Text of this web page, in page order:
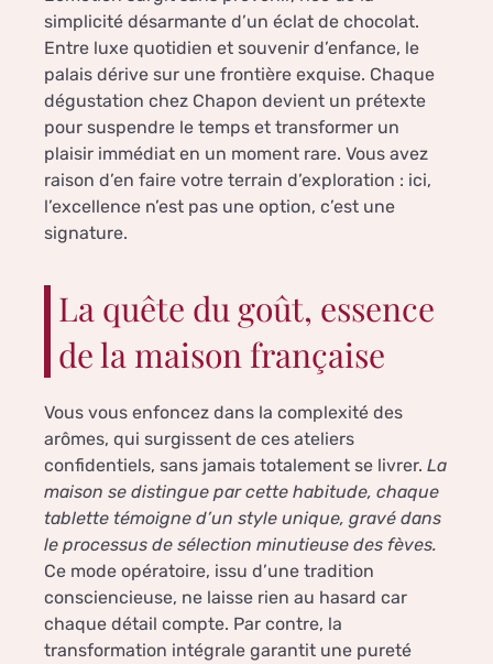
simplicité désarmante d’un éclat de chocolat.
Entre luxe quotidien et souvenir d’enfance, le
palais dérive sur une frontière exquise. Chaque
dégustation chez Chapon devient un prétexte
pour suspendre le temps et transformer un
plaisir immédiat en un moment rare. Vous avez
raison d’en faire votre terrain d’exploration : ici,
l’excellence n’est pas une option, c’est une
signature.
La quête du goût, essence
de la maison française
Vous vous enfoncez dans la complexité des
arômes, qui surgissent de ces ateliers
confidentiels, sans jamais totalement se livrer. La
maison se distingue par cette habitude, chaque
tablette témoigne d’un style unique, gravé dans
le processus de sélection minutieuse des fèves.
Ce mode opératoire, issu d’une tradition
consciencieuse, ne laisse rien au hasard car
chaque détail compte. Par contre, la
transformation intégrale garantit une pureté